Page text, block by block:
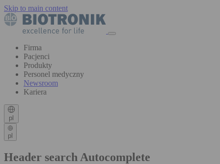
Skip to main content
Firma
Pacjenci
Produkty
Personel medyczny
Newsroom
Kariera
pl
pl
Header search Autocomplete